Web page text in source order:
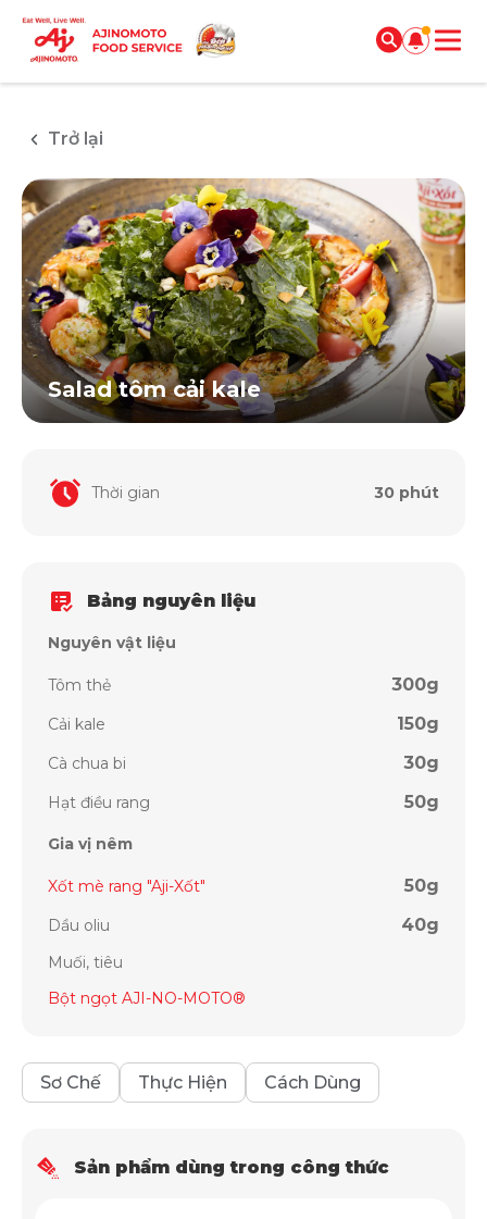
Trở lại
Salad tôm cải kale
Sơ Chế Thực Hiện Cách Dùng
Sản phẩm dùng trong công thức
Thời gian 30 phút
Bảng nguyên liệu
Nguyên vật liệu
Tôm thẻ 300g
Cải kale 150g
Cà chua bi 30g
Hạt điều rang 50g
Gia vị nêm
Xốt mè rang "Aji-Xốt" 50g
Dầu oliu 40g
Muối, tiêu
Bột ngọt AJI-NO-MOTO®